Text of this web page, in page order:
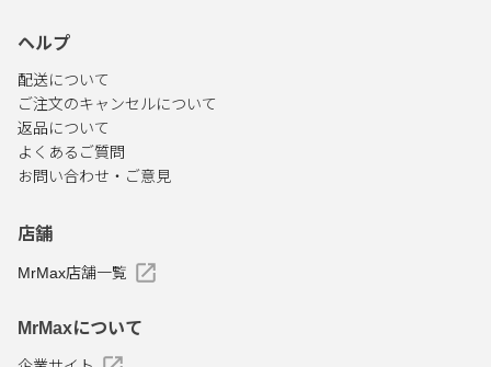
ヘルプ
配送について
ご注文のキャンセルについて
返品について
よくあるご質問
お問い合わせ・ご意見
店舗
MrMax店舗一覧
MrMaxについて